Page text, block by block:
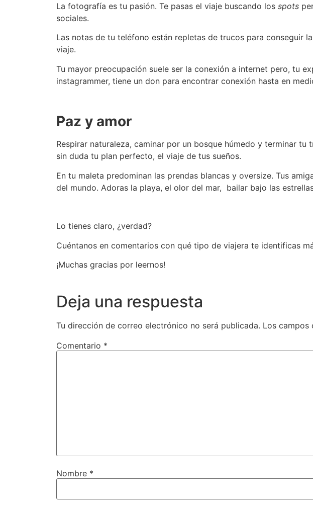
La fotografía es tu pasión. Te pasas el viaje buscando los spots
sociales.
Las notas de tu teléfono están repletas de trucos para conseguir
viaje.
Tu mayor preocupación suele ser la conexión a internet pero, tu
instagrammer, tiene un don para encontrar conexión hasta en
Paz y amor
Respirar naturaleza, caminar por un bosque húmedo y terminar
sin duda tu plan perfecto, el viaje de tus sueños.
En tu maleta predominan las prendas blancas y oversize. Tus
del mundo. Adoras la playa, el olor del mar, bailar bajo las
Lo tienes claro, ¿verdad?
Cuéntanos en comentarios con qué tipo de viajera te identificas
¡Muchas gracias por leernos!
Deja una respuesta
Tu dirección de correo electrónico no será publicada. Los campos
Comentario *
Nombre *